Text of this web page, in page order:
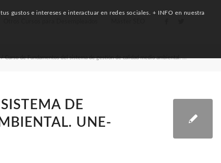
/ Curso de Fundamentos del sistema de gestión de calidad medio ambiental. ...
DE
UNE-
gustos e intereses e interactuar en redes sociales. + INFO en nuestra